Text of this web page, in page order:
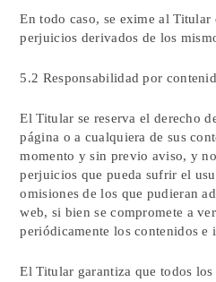
En todo caso, se exime al Titular
perjuicios derivados de los
5.2 Responsabilidad por
El Titular se reserva el derecho
página o a cualquiera de sus
momento y sin previo aviso, y
perjuicios que pueda sufrir el
omisiones de los que pudieran
web, si bien se compromete a
periódicamente los contenidos e
El Titular garantiza que todos